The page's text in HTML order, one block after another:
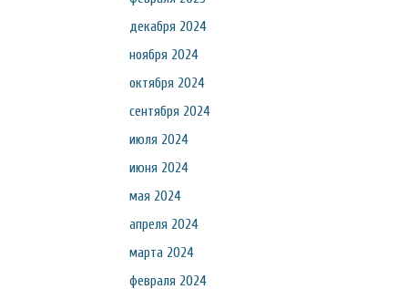
декабря 2024
ноября 2024
октября 2024
сентября 2024
июля 2024
июня 2024
мая 2024
апреля 2024
марта 2024
февраля 2024